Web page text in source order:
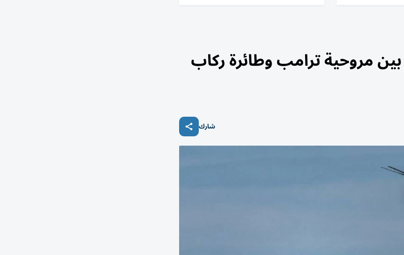
مروحية ترامب وطائرة ركاب
شارك